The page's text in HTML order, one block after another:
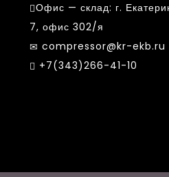
Офис — склад: г.
7, офис 302/я
compressor@kr-ekb.ru
+7(343)266-41-10